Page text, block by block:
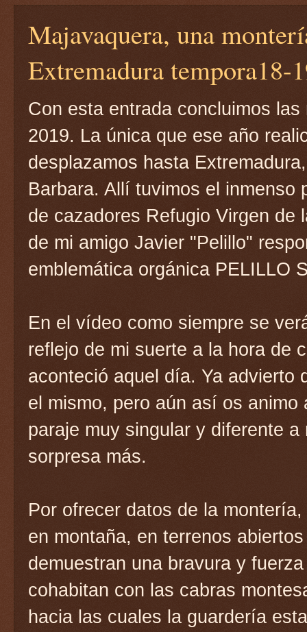
Majavaquera, una
Extremadura tempora18-
Con esta entrada concluimos
2019. La única que ese año
desplazamos hasta
Barbara. Allí tuvimos el inmenso
de cazadores Refugio Virgen de
de mi amigo Javier "Pelillo"
emblemática orgánica PELILLO
En el vídeo como siempre se
reflejo de mi suerte a la hora de
aconteció aquel día. Ya advierto
el mismo, pero aún así os
paraje muy singular y diferente
sorpresa más.
Por ofrecer datos de la
en montaña, en terrenos
demuestran una bravura y
cohabitan con las cabras
hacia las cuales la guardería